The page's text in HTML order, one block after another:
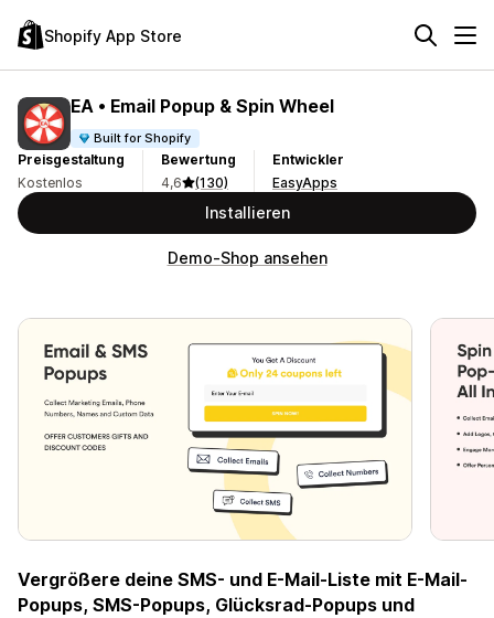
Shopify App Store
EA • Email Popup & Spin Wheel
Built for Shopify
Preisgestaltung
Kostenlos
Bewertung
4,6
(130)
Entwickler
EasyApps
Installieren
Demo-Shop ansehen
Vergrößere deine SMS- und E-Mail-Liste mit E-Mail-
Popups, SMS-Popups, Glücksrad-Popups und